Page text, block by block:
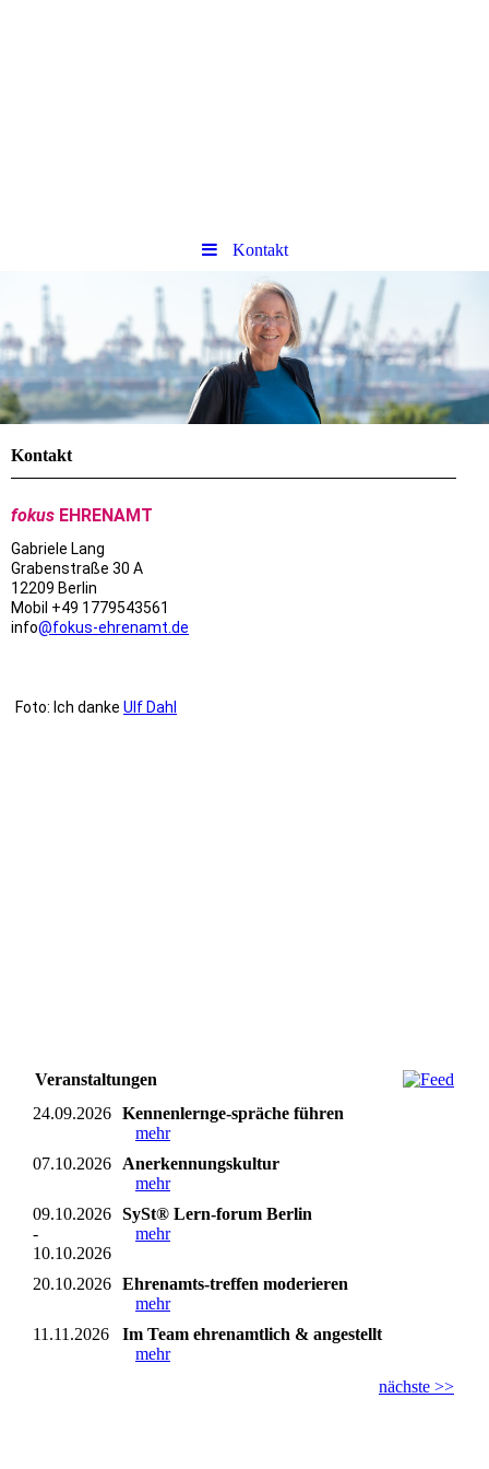
Kontakt
Kontakt
fokus EHRENAMT
Gabriele Lang
Grabenstraße 30 A
12209 Berlin
Mobil +49 1779543561
info@fokus-ehrenamt.de
Foto: Ich danke Ulf Dahl
Veranstaltungen
24.09.2026 Kennenlernge-spräche führen
mehr
07.10.2026
Anerkennungskultur
mehr
09.10.2026
-
10.10.2026
SySt® Lern-forum Berlin
mehr
20.10.2026 Ehrenamts-treffen moderieren
mehr
11.11.2026
Im Team ehrenamtlich & angestellt
mehr
nächste >>